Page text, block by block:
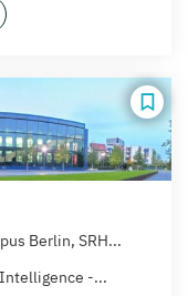
Berlin, SRH...
-...